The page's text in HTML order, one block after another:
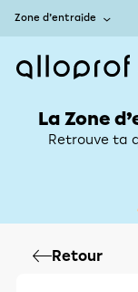
Zone d’entraide
La Zone
Retrouve ta
Retour